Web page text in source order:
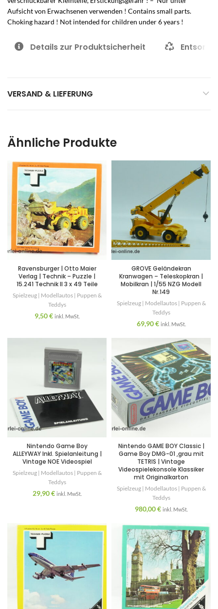
Aufsicht von Erwachsenen verwenden ! Contains small parts.
Choking hazard ! Not intended for children under 6 years !
Details zur Produktsicherheit
VERSAND & LIEFERUNG
Ähnliche Produkte
Ravensburger | Otto Maier
Verlag | Technik – Puzzle |
15.241 Technik II 3 x 49 Teile
Spielzeug | Modellautos | Puppen &
Teddys
9,50€ inkl. MwSt.
GROVE Geländekran
Kranwagen – Teleskopkran |
Mobilkran | 1/55 NZG Modell
Nr.149
Spielzeug | Modellautos | Puppen &
Teddys
69,90€ inkl. MwSt.
Nintendo Game Boy
ALLEYWAY Inkl. Spielanleitung |
Vintage NOE Videospiel
Spielzeug | Modellautos | Puppen &
Teddys
29,90€ inkl. MwSt.
Nintendo GAME BOY Classic |
Game Boy DMG-01 ,grau mit
TETRIS | Vintage
Videospielekonsole Klassiker
mit Originalkarton
Spielzeug | Modellautos | Puppen &
Teddys
980,00€ inkl. MwSt.